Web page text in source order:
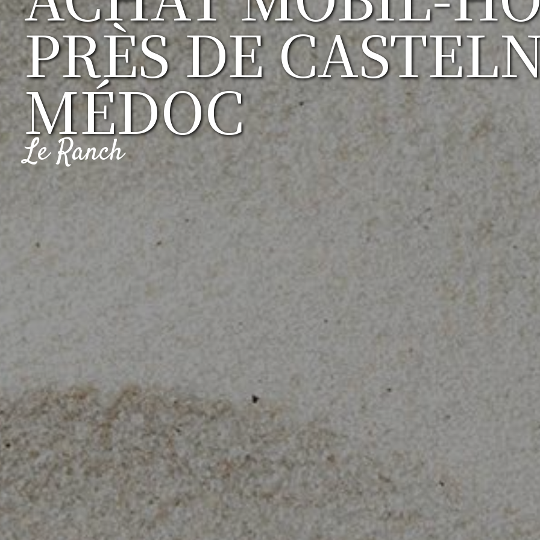
PRÈS DE
MÉDOC
Le Ranch